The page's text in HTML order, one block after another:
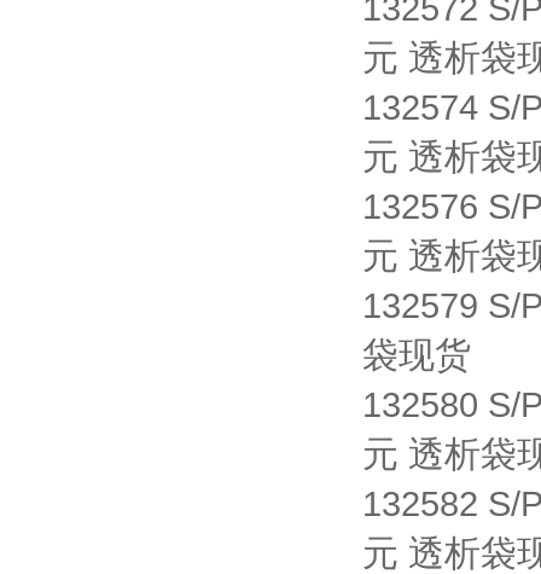
132572 S/
元 透析袋
132574 S/
元 透析袋
132576 S/
元 透析袋
132579 S/
袋现货
132580 S/
元 透析袋
132582 S/
元 透析袋